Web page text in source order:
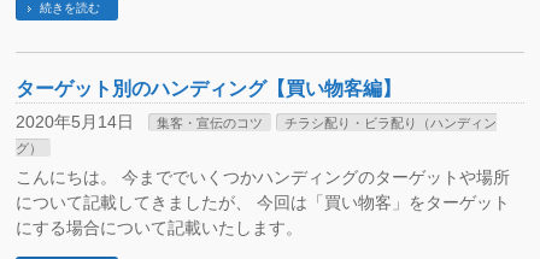
続きを読む
ターゲット別のハンディング【買い物客編】
2020年5月14日 集客・宣伝のコツ
チラシ配り・ビラ配り（ハンディン
グ）
こんにちは。 今まででいくつかハンディングのターゲットや場所
について記載してきましたが、 今回は「買い物客」をターゲット
にする場合について記載いたします。